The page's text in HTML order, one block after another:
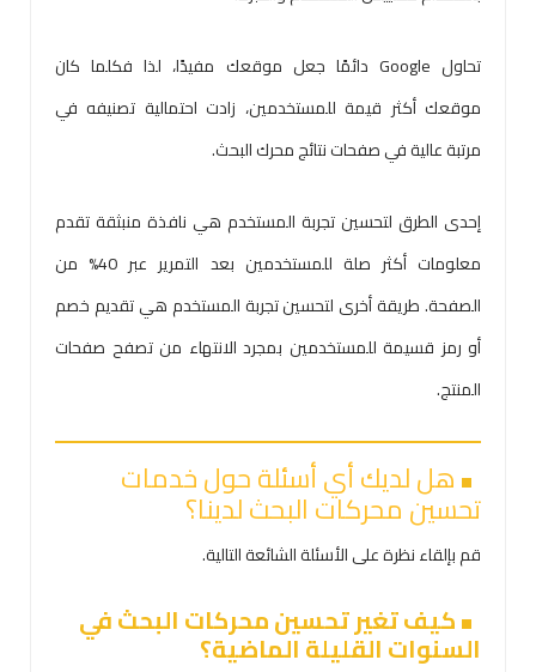
تحاول Google دائمًا جعل موقعك مفيدًا، لذا فكلما كان
موقعك أكثر قيمة للمستخدمين، زادت احتمالية تصنيفه في
مرتبة عالية في صفحات نتائج محرك البحث.
إحدى الطرق لتحسين تجربة المستخدم هي نافذة منبثقة تقدم
معلومات أكثر صلة للمستخدمين بعد التمرير عبر 40% من
الصفحة. طريقة أخرى لتحسين تجربة المستخدم هي تقديم خصم
أو رمز قسيمة للمستخدمين بمجرد الانتهاء من تصفح صفحات
المنتج.
هل لديك أي أسئلة حول خدمات
تحسين محركات البحث لدينا؟
قم بإلقاء نظرة على الأسئلة الشائعة التالية.
كيف تغير تحسين محركات البحث في
السنوات القليلة الماضية؟